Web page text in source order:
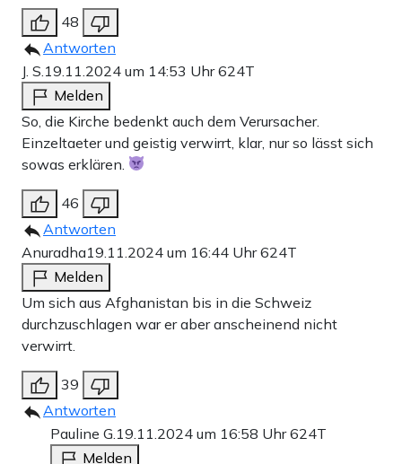
48
Antworten
J. S. 19.11.2024 um 14:53 Uhr624T
Melden
So, die Kirche bedenkt auch dem Verursacher.
Einzeltaeter und geistig verwirrt, klar, nur so lässt sich
sowas erklären.
46
Antworten
Anuradha19.11.2024 um 16:44 Uhr624T
Melden
Um sich aus Afghanistan bis in die Schweiz
durchzuschlagen war er aber anscheinend nicht
verwirrt.
39
Antworten
Pauline G. 19.11.2024 um 16:58 Uhr624T
Melden